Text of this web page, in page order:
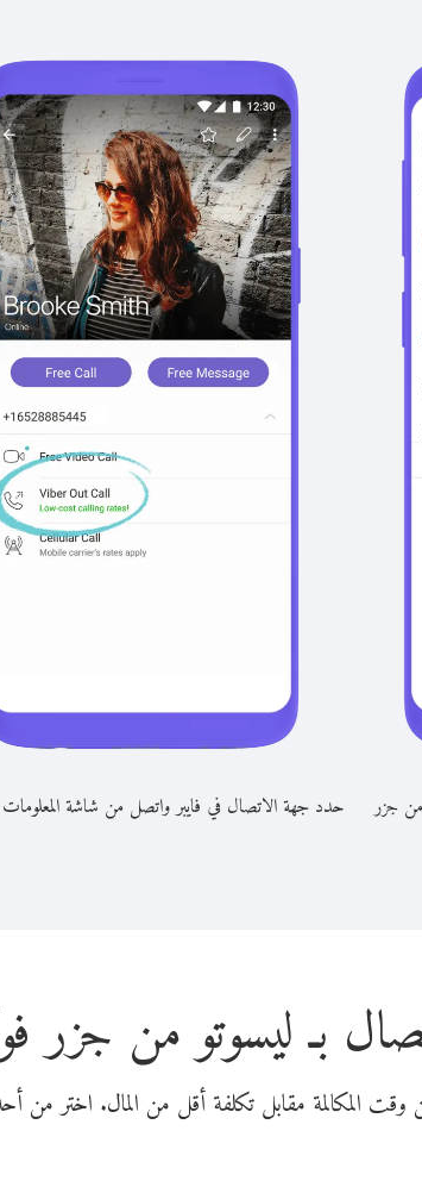
من جزر حدد جهة الاتصال في فايبر واتصل من شاشة المعلومات
بـ ليسوتو من جزر